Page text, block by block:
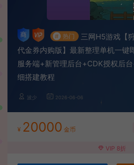
# 热门
三网H5游戏【
代金券内购版】最新整理单机一键
服务端+新管理后台+CDK授权后
细搭建教程
波少 2026-06-06
¥ 20000 金币
VIP 8折